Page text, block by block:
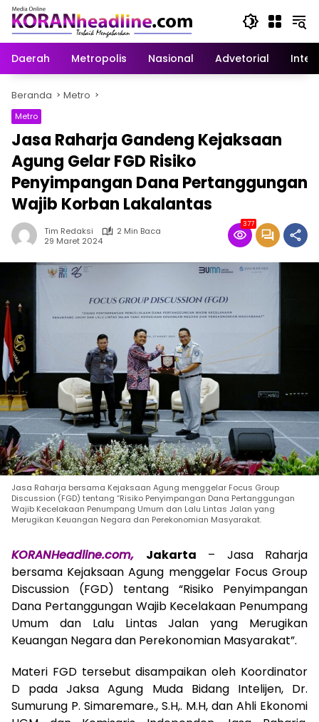
Langsung
konten
Daerah
Metropolis Nasional Advetorial
Beranda Metro
Metro
Jasa Raharja Gandeng Kejaksaan
Agung Gelar FGD Risiko
Penyimpangan Dana Pertanggungan
Wajib Korban Lakalantas
Tim Redaksi
2 Min Baca
29 Maret 2024
377
Jasa Raharja bersama Kejaksaan Agung menggelar Focus Group
Discussion (FGD) tentang “Risiko Penyimpangan Dana Pertanggungan
Wajib Kecelakaan Penumpang Umum dan Lalu Lintas Jalan yang
Merugikan Keuangan Negara dan Perekonomian Masyarakat.
KORANHeadline.com, Jakarta – Jasa Raharja
bersama Kejaksaan Agung menggelar Focus Group
Discussion (FGD) tentang “Risiko Penyimpangan
Dana Pertanggungan Wajib Kecelakaan Penumpang
Umum dan Lalu Lintas Jalan yang Merugikan
Keuangan Negara dan Perekonomian Masyarakat”.
Materi FGD tersebut disampaikan oleh Koordinator
D pada Jaksa Agung Muda Bidang Intelijen, Dr.
Sumurung P. Simaremare., S.H,. M.H, dan Ahli Ekonomi